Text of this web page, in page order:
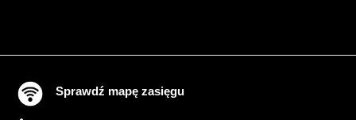
Sprawdź mapę zasięgu